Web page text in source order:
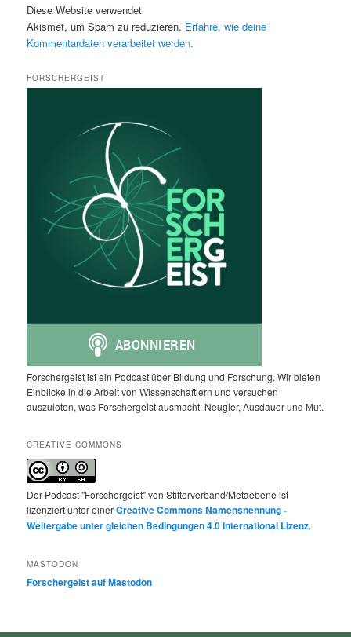
Diese Website verwendet
Akismet, um Spam zu reduzieren. Erfahre, wie deine
Kommentardaten verarbeitet werden.
FORSCHERGEIST
Forschergeist ist ein Podcast über Bildung und Forschung. Wir bieten
Einblicke in die Arbeit von Wissenschaftlern und versuchen
auszuloten, was Forschergeist ausmacht: Neugier, Ausdauer und Mut.
CREATIVE COMMONS
Der Podcast "Forschergeist" von Stifterverband/Metaebene ist
lizenziert unter einerCreative Commons Namensnennung -
Weitergabe unter gleichen Bedingungen 4.0 International Lizenz.
MASTODON
Forschergeist auf Mastodon